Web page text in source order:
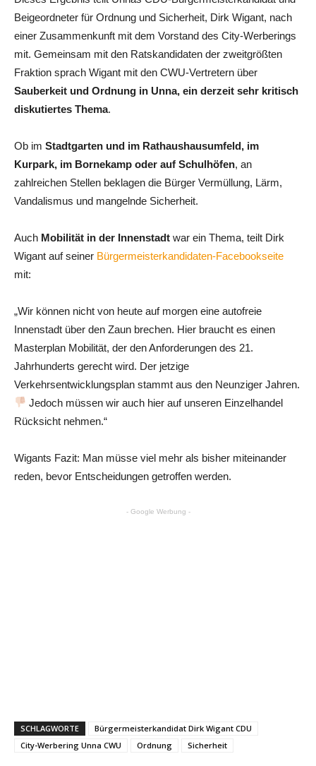
Beigeordneter für Ordnung und Sicherheit, Dirk Wigant, nach
einer Zusammenkunft mit dem Vorstand des City-Werberings
mit. Gemeinsam mit den Ratskandidaten der zweitgrößten
Fraktion sprach Wigant mit den CWU-Vertretern über
Sauberkeit und Ordnung in Unna, ein derzeit sehr kritisch
diskutiertes Thema.
Ob im Stadtgarten und im Rathaushausumfeld, im
Kurpark, im Bornekamp oder auf Schulhöfen, an
zahlreichen Stellen beklagen die Bürger Vermüllung, Lärm,
Vandalismus und mangelnde Sicherheit.
Auch Mobilität in der Innenstadt war ein Thema, teilt Dirk
Wigant auf seiner Bürgermeisterkandidaten-Facebookseite
mit:
„Wir können nicht von heute auf morgen eine autofreie
Innenstadt über den Zaun brechen. Hier braucht es einen
Masterplan Mobilität, der den Anforderungen des 21.
Jahrhunderts gerecht wird. Der jetzige
Verkehrsentwicklungsplan stammt aus den Neunziger Jahren.
Jedoch müssen wir auch hier auf unseren Einzelhandel
Rücksicht nehmen.“
Wigants Fazit: Man müsse viel mehr als bisher miteinander
reden, bevor Entscheidungen getroffen werden.
- Google Werbung -
SCHLAGWORTE
Bürgermeisterkandidat Dirk Wigant CDU
City-Werbering Unna CWU
Ordnung Sicherheit